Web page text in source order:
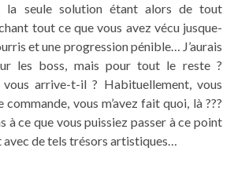
la seule solution étant alors de tout
tout ce que vous avez vécu jusque-
et une progression pénible… J’aurais
les boss, mais pour tout le reste ?
vous arrive-t-il ? Habituellement, vous
vous m’avez fait quoi, là ???
à ce que vous puissiez passer à ce point
avec de tels trésors artistiques…